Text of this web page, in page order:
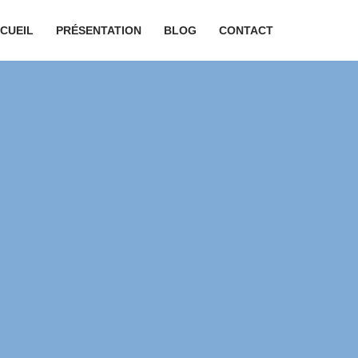
PRÉSENTATION BLOG CONTACT